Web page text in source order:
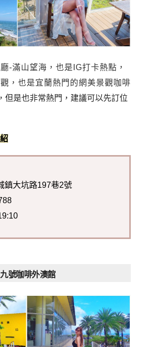
-滿山望海，也是IG打卡熱點，
，也是宜蘭熱門的網美景觀咖啡
但是也非常熱門，建議可以先訂位
大坑路197巷2號
九號咖啡外澳館